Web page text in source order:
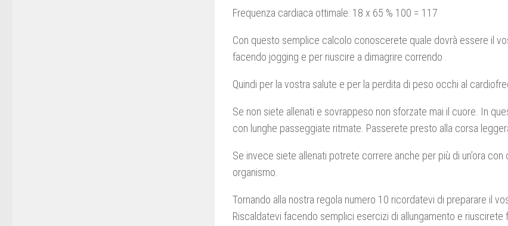
Frequenza cardiaca ottimale: 18 x 65 % 100 = 117
Con questo semplice calcolo conoscerete quale dovrà essere il
facendo jogging e per riuscire a dimagrire correndo .
Quindi per la vostra salute e per la perdita di peso occhi al
Se non siete allenati e sovrappeso non sforzate mai il cuore. In
con lunghe passeggiate ritmate. Passerete presto alla corsa
Se invece siete allenati potrete correre anche per più di un’ora
organismo.
Tornando alla nostra regola numero 10 ricordatevi di preparare il
Riscaldatevi facendo semplici esercizi di allungamento e riuscirete